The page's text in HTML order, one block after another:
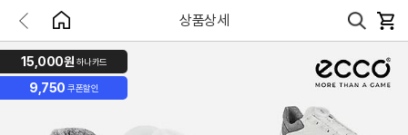
상품상세
15,000원 하나카드
9,750 쿠폰할인